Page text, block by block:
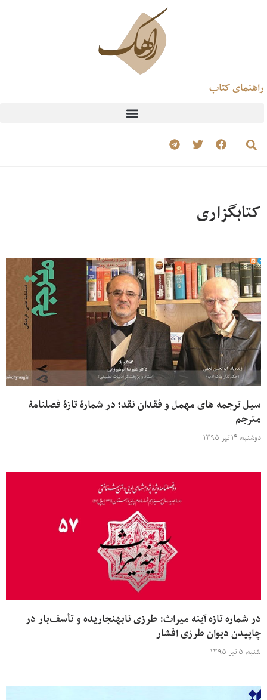
راهنمای کتاب
کتابگزاری
سیل ترجمه های مهمل و فقدان نقد؛ در شمارۀ تازۀ فصلنامۀ
مترجم
دوشنبه، ۱۴ تیر ۱۳۹۵
در شماره تازه آینه میراث: طرزی نابهنجاریده و تأسف‌بار در
چاپیدن دیوان طرزی افشار
شنبه، ۵ تیر ۱۳۹۵